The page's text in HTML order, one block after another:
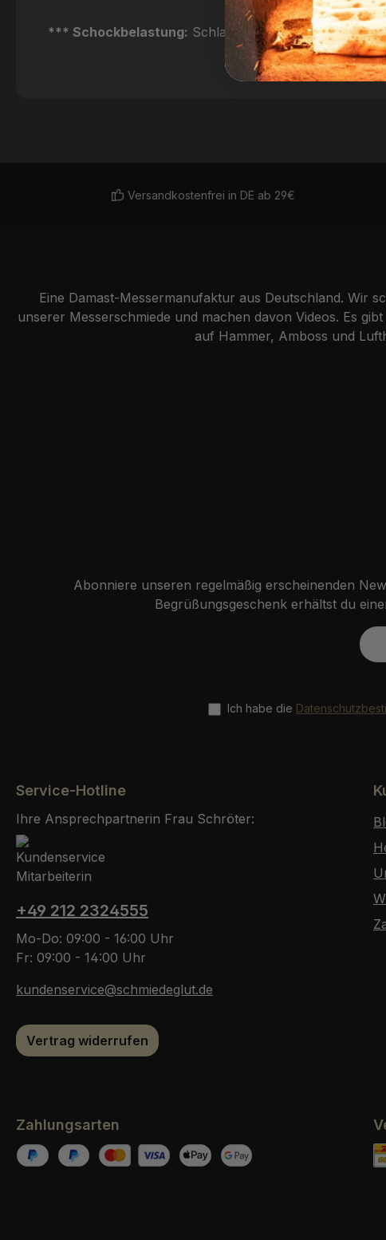
*** Schockbelastung: Schlag mit der Schneide
Versandkostenfrei in DE ab 29€
Eine Damast-Messermanufaktur aus Deutschland. Wir
unserer Messerschmiede und machen davon Videos. Es
auf Hammer, Amboss und
Abonniere unseren regelmäßig erscheinenden
Begrüßungsgeschenk erhältst du
E-
Mail-
Ich habe die
Service-Hotline
Ihre Ansprechpartnerin Frau Schröter:
+49 212 2324555
Mo-Do: 09:00 - 16:00 Uhr
Fr: 09:00 - 14:00 Uhr
kundenservice@schmiedeglut.de
Vertrag widerrufen
Zahlungsarten